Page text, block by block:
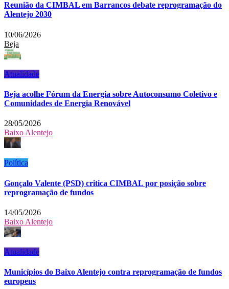
Reunião da CIMBAL em Barrancos debate reprogramação do
Alentejo 2030
10/06/2026
Beja
Atualidade
Beja acolhe Fórum da Energia sobre Autoconsumo Coletivo e
Comunidades de Energia Renovável
28/05/2026
Baixo Alentejo
Política
Gonçalo Valente (PSD) critica CIMBAL por posição sobre
reprogramação de fundos
14/05/2026
Baixo Alentejo
Atualidade
Municípios do Baixo Alentejo contra reprogramação de fundos
europeus